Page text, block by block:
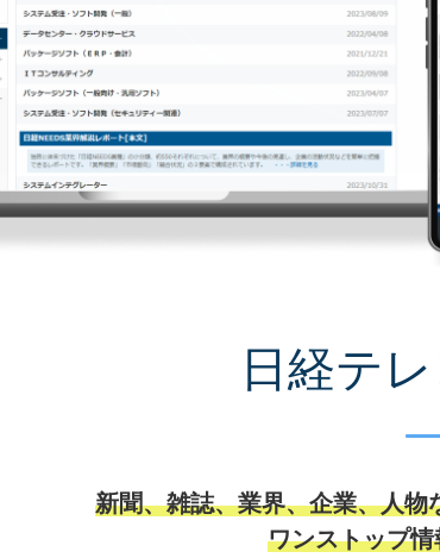
日経テ
新聞、雑誌、業界、企業、人物
ワンストップ